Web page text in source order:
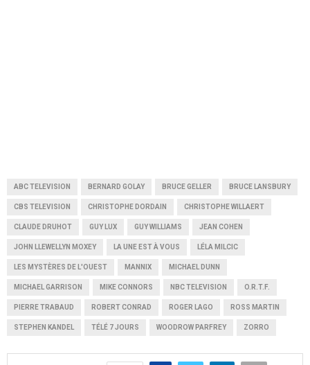
ABC TELEVISION BERNARD GOLAY BRUCE GELLER BRUCE LANSBURY
CBS TELEVISION CHRISTOPHE DORDAIN CHRISTOPHE WILLAERT
CLAUDE DRUHOT GUY LUX GUY WILLIAMS JEAN COHEN
JOHN LLEWELLYN MOXEY LA UNE EST À VOUS LÉLA MILCIC
LES MYSTÈRES DE L'OUEST MANNIX MICHAEL DUNN
MICHAEL GARRISON MIKE CONNORS NBC TELEVISION O.R.T.F.
PIERRE TRABAUD ROBERT CONRAD ROGER LAGO ROSS MARTIN
STEPHEN KANDEL TÉLÉ 7 JOURS WOODROW PARFREY ZORRO